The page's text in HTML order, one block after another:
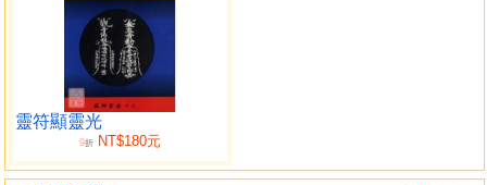
靈符顯靈光
9折NT$180元